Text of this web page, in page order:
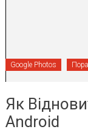
Google Photos
Як
Android